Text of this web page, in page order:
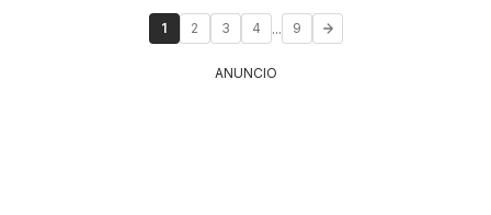
1 2 3 4 ... 9
ANUNCIO